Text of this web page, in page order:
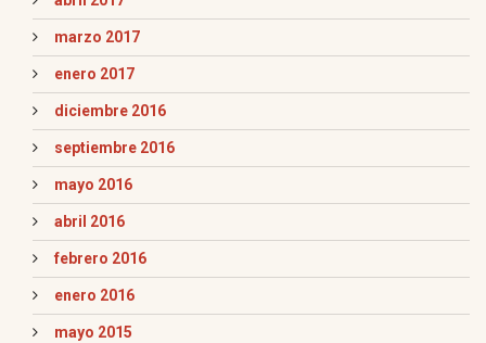
marzo 2017
enero 2017
diciembre 2016
septiembre 2016
mayo 2016
abril 2016
febrero 2016
enero 2016
mayo 2015